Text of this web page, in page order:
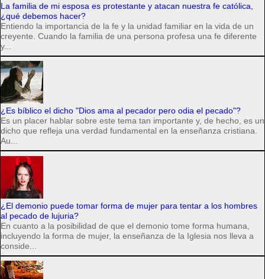
La familia de mi esposa es protestante y atacan nuestra fe católica,
¿qué debemos hacer?
Entiendo la importancia de la fe y la unidad familiar en la vida de un
creyente. Cuando la familia de una persona profesa una fe diferente
y...
¿Es bíblico el dicho "Dios ama al pecador pero odia el pecado"?
Es un placer hablar sobre este tema tan importante y, de hecho, es un
dicho que refleja una verdad fundamental en la enseñanza cristiana.
Au...
¿El demonio puede tomar forma de mujer para tentar a los hombres
al pecado de lujuria?
En cuanto a la posibilidad de que el demonio tome forma humana,
incluyendo la forma de mujer, la enseñanza de la Iglesia nos lleva a
conside...